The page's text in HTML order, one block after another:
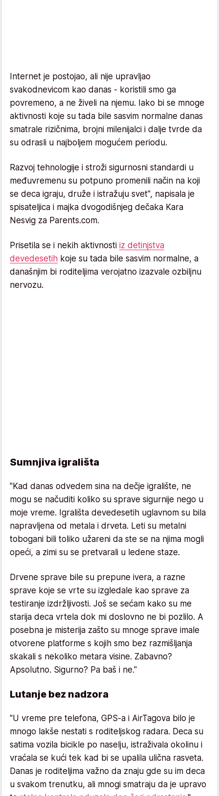
Internet je postojao, ali nije upravljao
svakodnevicom kao danas - koristili smo ga
povremeno, a ne živeli na njemu. Iako bi se mnoge
aktivnosti koje su tada bile sasvim normalne danas
smatrale rizičnima, brojni milenijalci i dalje tvrde da
su odrasli u najboljem mogućem periodu.
Razvoj tehnologije i stroži sigurnosni standardi u
međuvremenu su potpuno promenili način na koji
se deca igraju, druže i istražuju svet", napisala je
spisateljica i majka dvogodišnjeg dečaka Kara
Nesvig za Parents.com.
Prisetila se i nekih aktivnosti iz detinjstva
devedesetih koje su tada bile sasvim normalne, a
današnjim bi roditeljima verojatno izazvale ozbiljnu
nervozu.
Sumnjiva igrališta
"Kad danas odvedem sina na dečje igralište, ne
mogu se načuditi koliko su sprave sigurnije nego u
moje vreme. Igrališta devedesetih uglavnom su bila
napravljena od metala i drveta. Leti su metalni
tobogani bili toliko užareni da ste se na njima mogli
opeći, a zimi su se pretvarali u ledene staze.
Drvene sprave bile su prepune ivera, a razne
sprave koje se vrte su izgledale kao sprave za
testiranje izdržljivosti. Još se sećam kako su me
starija deca vrtela dok mi doslovno ne bi pozlilo. A
posebna je misterija zašto su mnoge sprave imale
otvorene platforme s kojih smo bez razmišljanja
skakali s nekoliko metara visine. Zabavno?
Apsolutno. Sigurno? Pa baš i ne."
Lutanje bez nadzora
"U vreme pre telefona, GPS-a i AirTagova bilo je
mnogo lakše nestati s roditeljskog radara. Deca su
satima vozila bicikle po naselju, istraživala okolinu i
vraćala se kući tek kad bi se upalila ulična rasveta.
Danas je roditeljima važno da znaju gde su im deca
u svakom trenutku, ali mnogi smatraju da je upravo